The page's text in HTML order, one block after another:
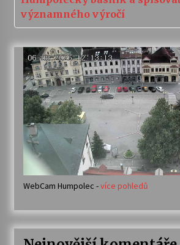
významného výročí
WebCam Humpolec -více pohledů